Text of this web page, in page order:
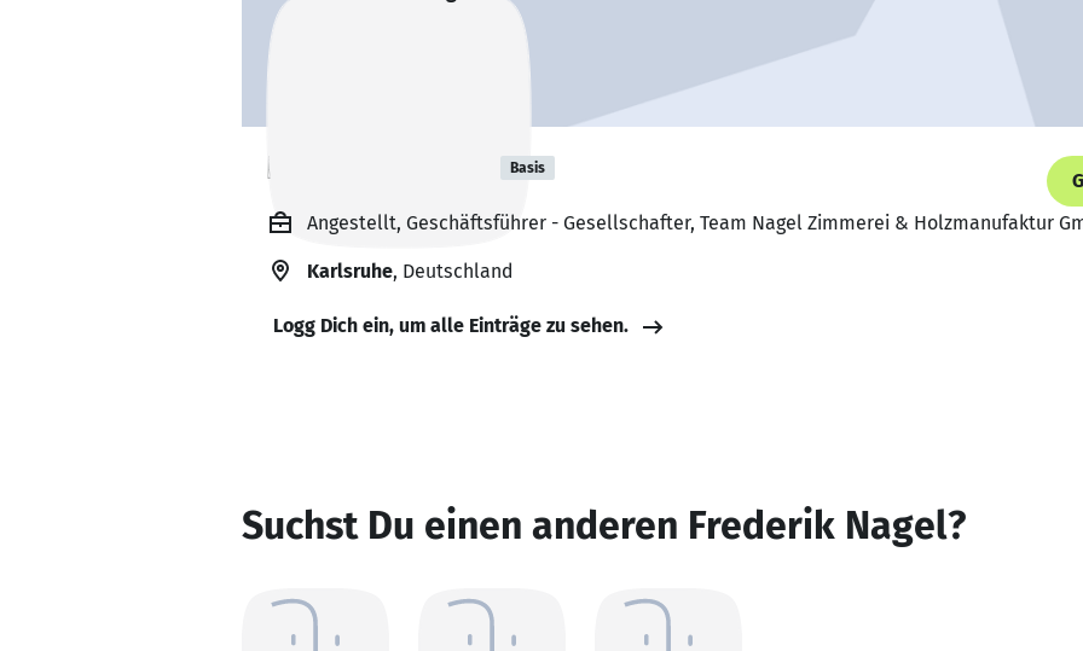
Frederik Nagel Basis
Angestellt, Geschäftsführer - Gesellschafter, Team Nagel Zimmerei & Holzmanufaktur
Karlsruhe, Deutschland
Logg Dich ein, um alle Einträge zu sehen.
Suchst Du einen anderen Frederik Nagel?